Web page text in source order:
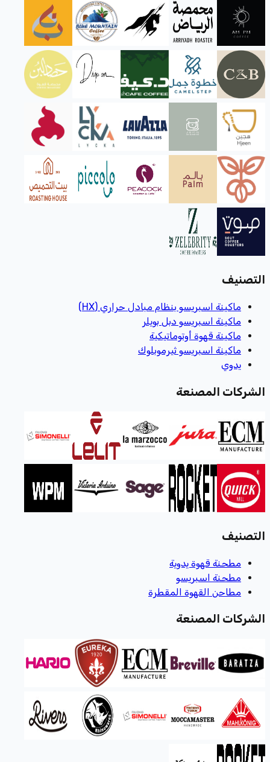
التصنيف
ماكينة اسبريسو بنظام مبادل حراري (HX)
ماكينة اسبريسو دبل بويلر
ماكينة قهوة أوتوماتيكية
ماكينة اسبريسو ثيرموبلوك
يدوي
الشركات المصنعة
التصنيف
مطحنة قهوة يدوية
مطحنة اسبريسو
مطاحن القهوة المقطرة
الشركات المصنعة